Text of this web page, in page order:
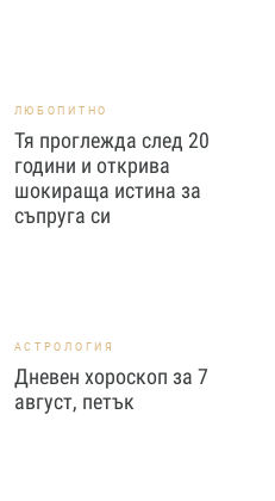
ЛЮБОПИТНО
Тя проглежда след 20
години и открива
шокираща истина за
съпруга си
АСТРОЛОГИЯ
Дневен хороскоп за 7
август, петък